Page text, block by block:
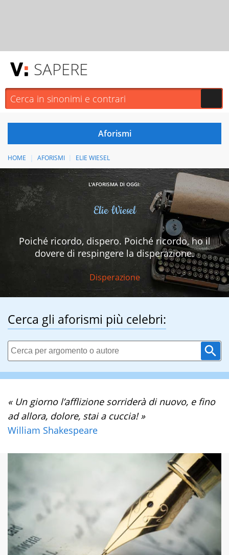
SAPERE
HOME AFORISMI ELIE WIESEL
L'AFORISMA DI OGGI:
Elie Wiesel
Poiché ricordo, dispero. Poiché ricordo, ho il
dovere di respingere la disperazione.
Disperazione
Cerca gli aforismi più celebri:
« Un giorno l’afflizione sorriderà di nuovo, e fino
ad allora, dolore, stai a cuccia! »
William Shakespeare